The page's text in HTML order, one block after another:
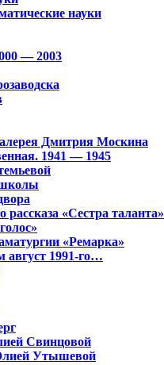
науки
— 2003
Дмитрия Москина
1941 — 1945
рассказа «Сестра таланта»
«Ремарка»
1991-го…
Свинцовой
Утышевой